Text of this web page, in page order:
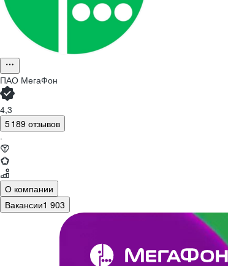
ПАО МегаФон
4,3
5 189 отзывов
·
О компании
Вакансии1 903